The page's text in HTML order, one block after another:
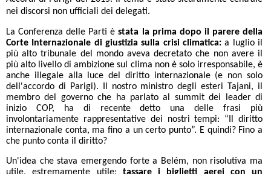
nei discorsi non ufficiali dei delegati.
La Conferenza delle Parti èstata la prima dopo il parere della
Corte Internazionale di giustizia sulla crisi climatica: a luglio il
più alto tribunale del mondo aveva decretato che non avere il
più alto livello di ambizione sul clima non è solo irresponsabile, è
anche illegale alla luce del diritto internazionale (e non solo
dell'accordo di Parigi). Il nostro ministro degli esteri Tajani, il
membro del governo che ha parlato al summit dei leader di
inizio COP, ha di recente detto una delle frasi più
involontariamente rappresentative dei nostri tempi: “Il diritto
internazionale conta, ma fino a un certo punto”. E quindi? Fino a
che punto conta il diritto?
Un'idea che stava emergendo forte a Belém, non risolutiva ma